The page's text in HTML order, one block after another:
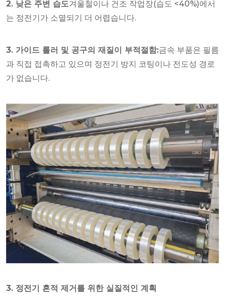
2. 낮은 주변 습도겨울철이나 건조 작업장(습도 <40%)에서
는 정전기가 소멸되기 더 어렵습니다.
3. 가이드 롤러 및 공구의 재질이 부적절함:금속 부품은 필름
과 직접 접촉하고 있으며 정전기 방지 코팅이나 전도성 경로
가 없습니다.
3. 정전기 흔적 제거를 위한 실질적인 계획